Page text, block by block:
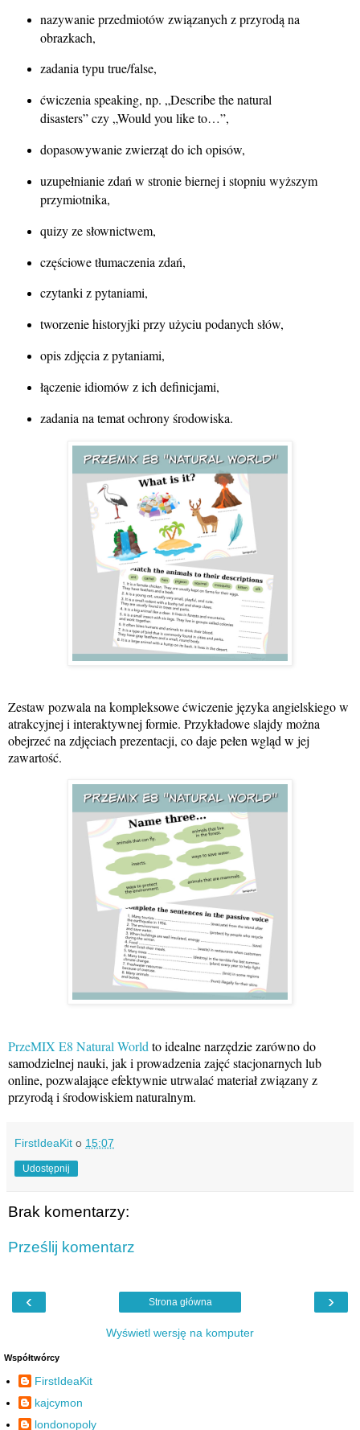
nazywanie przedmiotów związanych z przyrodą na
obrazkach,
zadania typu true/false,
ćwiczenia speaking, np. „Describe the natural
disasters” czy „Would you like to…”,
dopasowywanie zwierząt do ich opisów,
uzupełnianie zdań w stronie biernej i stopniu wyższym
przymiotnika,
quizy ze słownictwem,
częściowe tłumaczenia zdań,
czytanki z pytaniami,
tworzenie historyjki przy użyciu podanych słów,
opis zdjęcia z pytaniami,
łączenie idiomów z ich definicjami,
zadania na temat ochrony środowiska.
Zestaw pozwala na kompleksowe ćwiczenie języka angielskiego w
atrakcyjnej i interaktywnej formie. Przykładowe slajdy można
obejrzeć na zdjęciach prezentacji, co daje pełen wgląd w jej
zawartość.
PrzeMIX E8 Natural World to idealne narzędzie zarówno do
samodzielnej nauki, jak i prowadzenia zajęć stacjonarnych lub
online, pozwalające efektywnie utrwalać materiał związany z
przyrodą i środowiskiem naturalnym.
FirstIdeaKit o 15:07
Udostępnij
Brak komentarzy:
Prześlij komentarz
‹ ›
Strona główna
Wyświetl wersję na komputer
Współtwórcy
FirstIdeaKit
kajcymon
londonopoly